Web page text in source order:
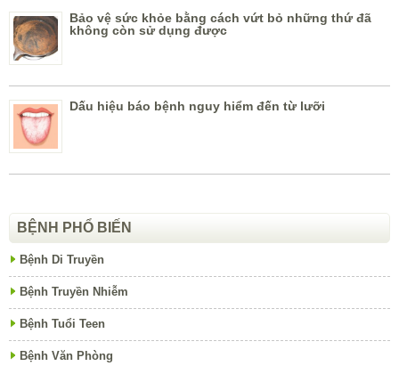
Bảo vệ sức khỏe bằng cách vứt bỏ những thứ đã
không còn sử dụng được
Dấu hiệu báo bệnh nguy hiểm đến từ lưỡi
BỆNH PHỔ BIẾN
Bệnh Di Truyền
Bệnh Truyền Nhiễm
Bệnh Tuổi Teen
Bệnh Văn Phòng